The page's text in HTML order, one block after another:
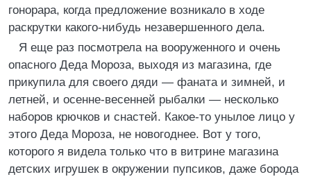
гонорара, когда предложение возникало в ходе
раскрутки какого-нибудь незавершенного дела.
Я еще раз посмотрела на вооруженного и очень
опасного Деда Мороза, выходя из магазина, где
прикупила для своего дяди — фаната и зимней, и
летней, и осенне-весенней рыбалки — несколько
наборов крючков и снастей. Какое-то унылое лицо у
этого Деда Мороза, не новогоднее. Вот у того,
которого я видела только что в витрине магазина
детских игрушек в окружении пупсиков, даже борода